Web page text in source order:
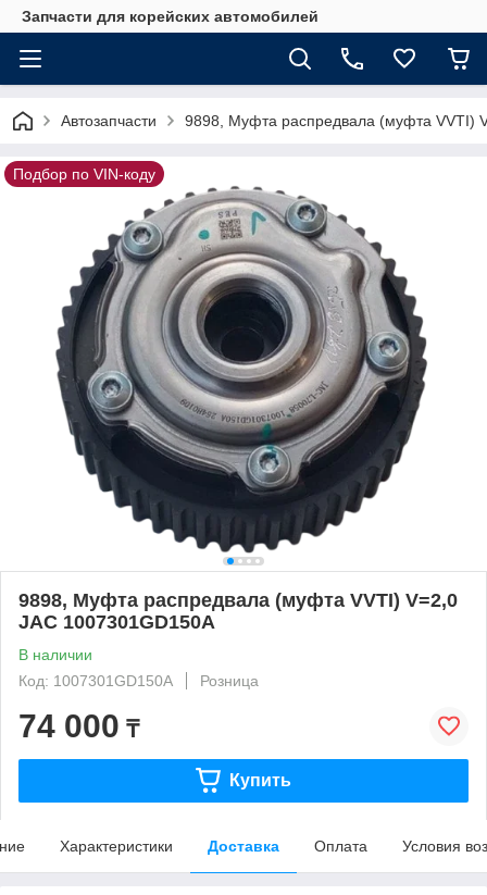
Запчасти для корейских автомобилей
Автозапчасти 9898, Муфта распредвала (муфта VVTI)
Подбор по VIN-коду
9898, Муфта распредвала (муфта VVTI) V=2,0
JAC 1007301GD150A
В наличии
Код: 1007301GD150A
Розница
74 000 ₸
Купить
Характеристики Доставка Оплата Условия